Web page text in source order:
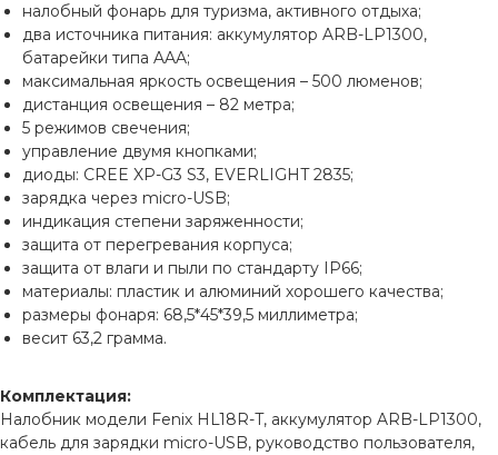
налобный фонарь для туризма, активного отдыха;
два источника питания: аккумулятор ARB-LP1300,
батарейки типа AAA;
максимальная яркость освещения – 500 люменов;
дистанция освещения – 82 метра;
5 режимов свечения;
управление двумя кнопками;
диоды: CREE XP-G3 S3, EVERLIGHT 2835;
зарядка через micro-USB;
индикация степени заряженности;
защита от перегревания корпуса;
защита от влаги и пыли по стандарту IP66;
материалы: пластик и алюминий хорошего качества;
размеры фонаря: 68,5*45*39,5 миллиметра;
весит 63,2 грамма.
Комплектация:
Налобник модели Fenix HL18R-T, аккумулятор ARB-LP1300,
кабель для зарядки micro-USB, руководство пользователя,